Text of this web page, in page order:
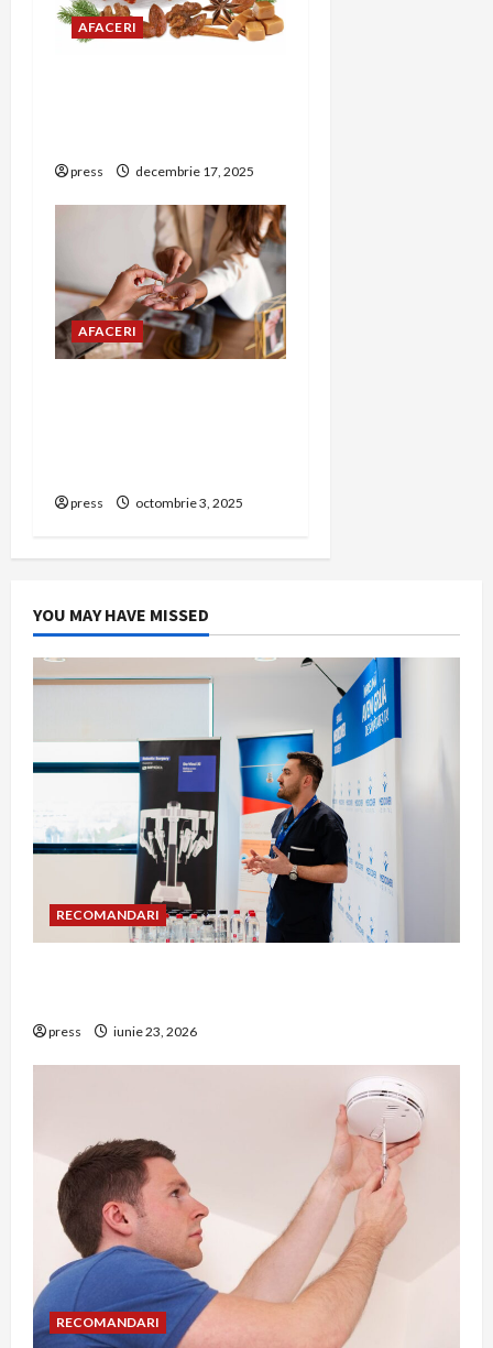
AFACERI
press decembrie 17, 2025
AFACERI
press octombrie 3, 2025
YOU MAY HAVE MISSED
RECOMANDARI
press iunie 23, 2026
RECOMANDARI